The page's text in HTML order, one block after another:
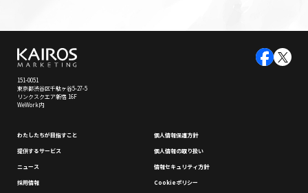
151-0051
東京都渋谷区千駄ヶ谷5-27-5
リンクスクエア新宿 16F
WeWork内
わたしたちが⽬指すこと
提供するサービス
ニュース
採⽤情報
個⼈情報保護⽅針
個⼈情報の取り扱い
情報セキュリティ⽅針
Cookieポリシー